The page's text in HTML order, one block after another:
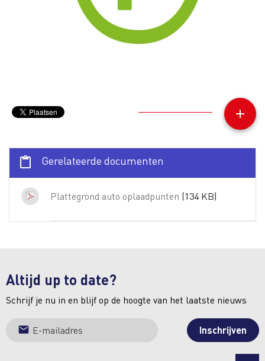
add
 Gerelateerde documenten
Plattegrond auto oplaadpunten (134 KB)
Altijd up to date?
Schrijf je nu in en blijf op de hoogte van het laatste nieuws